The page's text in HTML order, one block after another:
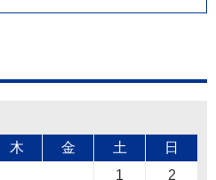
木 金 土 日
1
2